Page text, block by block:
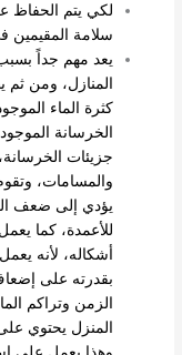
لكي يتم الحفاظ
سلامة المقيمين
يعد مهم جداً
المنازل، ومن ثم
كثرة الماء
الخرسانة
جزيئات
والمسامات،
يؤدي إلى ضعف
للأعمدة، كما
أشكاله، لأنه
بقدرته على
الزمن وتراكم